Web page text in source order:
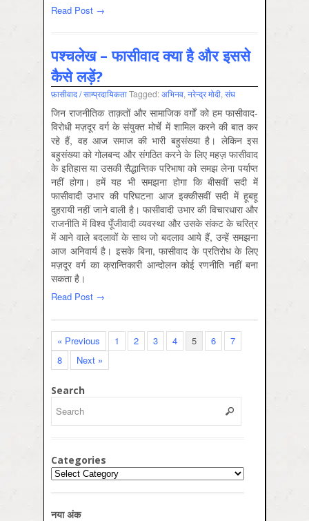
Read Post →
पश्चलेख – फासीवाद क्या है और इससे
कैसे लड़ें?
फ़ासीवाद / साम्‍प्रदायिकताTagged:अभिनव, नरेन्‍द्र मोदी, संघ
जिन राजनीतिक ताक़तों और सामाजिक वर्गों को हम फासीवाद-
विरोधी मज़दूर वर्ग के संयुक्त मोर्चे में शामिल करने की बात कर
रहे हैं, वह आज समाज की भारी बहुसंख्या है। लेकिन इस
बहुसंख्या को गोलबन्द और संगठित करने के लिए महज़ फासीवाद
के इतिहास या उसकी सैद्धान्तिक परिभाषा को समझ लेना पर्याप्त
नहीं होगा। हमें यह भी समझना होगा कि बीसवीं सदी में
फासीवादी उभार की परिघटना आज इक्कीसवीं सदी में हूबहू
दुहरायी नहीं जाने वाली है। फासीवादी उभार की विचारधारा और
राजनीति में विश्व पूँजीवादी व्यवस्था और उसके संकट के चरित्र
में आने वाले बदलावों के साथ जो बदलाव आये हैं, उन्हें समझना
आज अनिवार्य है। इसके बिना, फासीवाद के प्रतिरोध के लिए
मज़दूर वर्ग का क्रान्तिकारी आन्दोलन कोई रणनीति नहीं बना
सकता है।
Read Post →
« Previous 1 2 3 4 5 6
7
8
Next »
Search
Categories
Categories
नया अंक